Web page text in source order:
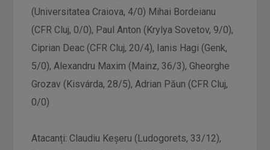
(Universitatea Craiova, 4/0) Mihai Bordeianu
(CFR Cluj, 0/0), Paul Anton (Krylya Sovetov, 9/0),
Ciprian Deac (CFR Cluj, 20/4), Ianis Hagi (Genk,
5/0), Alexandru Maxim (Mainz, 36/3), Gheorghe
Grozav (Kisvárda, 28/5), Adrian Păun (CFR Cluj,
0/0)
Atacanți: Claudiu Keșeru (Ludogorets, 33/12),